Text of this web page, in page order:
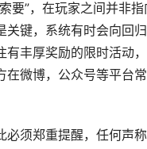
要”，在玩家之间并非
关键，系统有时会向回
有丰厚奖励的限时活动
在微博，公众号等平台
必须郑重提醒，任何声